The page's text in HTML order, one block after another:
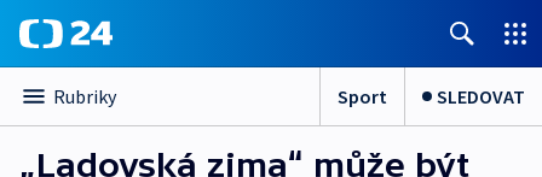
Rubriky Sport SLEDOVAT
„Ladovská zima“ může být